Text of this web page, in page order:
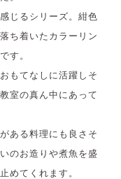
じるシリーズ。紺色
ち着いたカラーリン
す。
もてなしに活躍しそ
室の真ん中にあって
ある料理にも良さそ
のお造りや煮魚を盛
めてくれます。